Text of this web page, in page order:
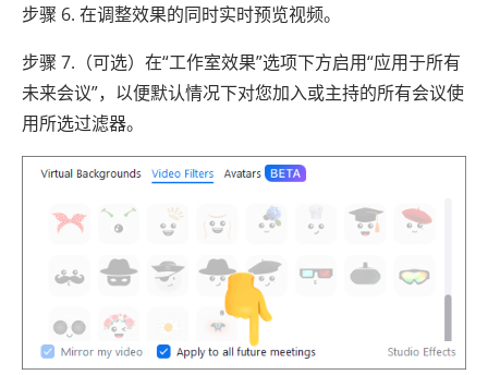
步骤 6. 在调整效果的同时实时预览视频。
步骤 7.（可选）在“工作室效果”选项下方启用“应用于所有
未来会议”，以便默认情况下对您加入或主持的所有会议使
用所选过滤器。